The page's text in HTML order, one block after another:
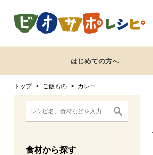
ニューです。
スキップする
はじめての方へ
トップ > ご飯もの > カレー
ここから消費材検索メニューです。
食材から探す
消費材検索メニューここまで。
ここから本文です。